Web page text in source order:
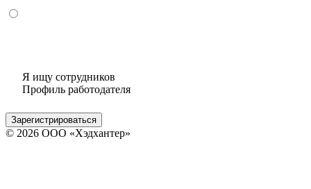
Я ищу сотрудников
Профиль работодателя
Зарегистрироваться
© 2026 ООО «Хэдхантер»